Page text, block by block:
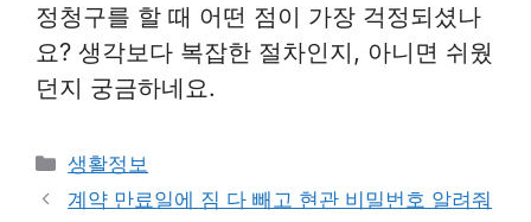
정청구를 할 때 어떤 점이 가장 걱정되셨나
요? 생각보다 복잡한 절차인지, 아니면 쉬웠
던지 궁금하네요.
Categories
생활정보
계약 만료일에 짐 다 빼고 현관 비밀번호 알려줘